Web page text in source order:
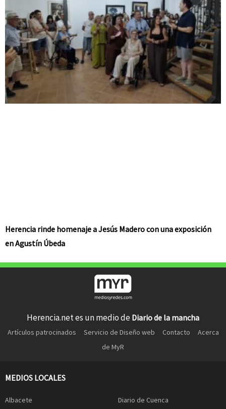
Herencia rinde homenaje a Jesús Madero con una exposición
en Agustín Úbeda
Herencia.net es un medio de Diario de la mancha
Artículos patrocinados Servicio de Diseño web Contacto
Acerca
de MyR
MEDIOS LOCALES
Albacete Diario de Cuenca